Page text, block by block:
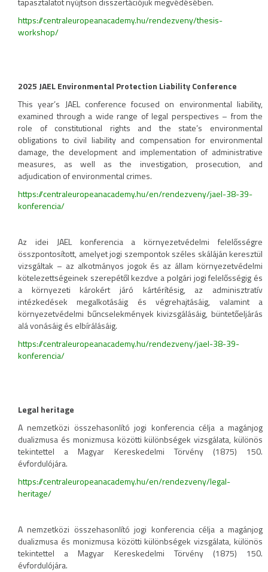
https://centraleuropeanacademy.hu/rendezveny/thesis-
workshop/
2025 JAEL Environmental Protection Liability Conference
This year’s JAEL conference focused on environmental liability,
examined through a wide range of legal perspectives – from the
role of constitutional rights and the state’s environmental
obligations to civil liability and compensation for environmental
damage, the development and implementation of administrative
measures, as well as the investigation, prosecution, and
adjudication of environmental crimes.
https://centraleuropeanacademy.hu/en/rendezveny/jael-38-39-
konferencia/
Az idei JAEL konferencia a környezetvédelmi felelősségre
összpontosított, amelyet jogi szempontok széles skáláján keresztül
vizsgáltak – az alkotmányos jogok és az állam környezetvédelmi
kötelezettségeinek szerepétől kezdve a polgári jogi felelősségig és
a környezeti károkért járó kártérítésig, az adminisztratív
intézkedések megalkotásáig és végrehajtásáig, valamint a
környezetvédelmi bűncselekmények kivizsgálásáig, büntetőeljárás
alá vonásáig és elbírálásáig.
https://centraleuropeanacademy.hu/rendezveny/jael-38-39-
konferencia/
Legal heritage
A nemzetközi összehasonlító jogi konferencia célja a magánjog
dualizmusa és monizmusa közötti különbségek vizsgálata, különös
tekintettel a Magyar Kereskedelmi Törvény (1875) 150.
évfordulójára.
https://centraleuropeanacademy.hu/en/rendezveny/legal-
heritage/
A nemzetközi összehasonlító jogi konferencia célja a magánjog
dualizmusa és monizmusa közötti különbségek vizsgálata, különös
tekintettel a Magyar Kereskedelmi Törvény (1875) 150.
évfordulójára.